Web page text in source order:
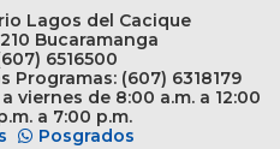
Lagos del Cacique
Bucaramanga
6516500
(607) 6318179
viernes de 8:00 a.m. a 12:00
a 7:00 p.m.
Posgrados